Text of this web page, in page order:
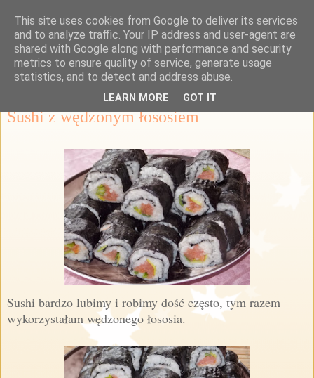
Przepisy Margaretki
Sushi z wędzonym łososiem
Sushi bardzo lubimy i robimy dość często, tym razem
wykorzystałam wędzonego łososia.
This site uses cookies from Google to deliver its services
and to analyze traffic. Your IP address and user-agent are
shared with Google along with performance and security
metrics to ensure quality of service, generate usage
statistics, and to detect and address abuse.
LEARN MORE GOT IT